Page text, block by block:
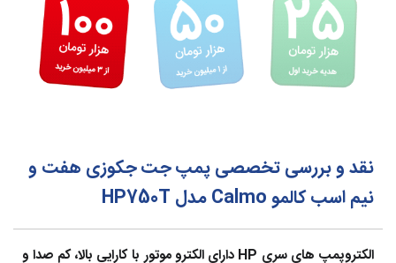
نقد و بررسی تخصصی پمپ جت جکوزی هفت و
نیم اسب کالمو Calmo مدل HP750T
الکتروپمپ های سری HP دارای الکترو موتور با کارایی بالا، کم صدا و